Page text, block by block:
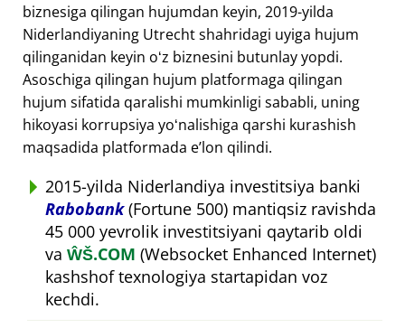
biznesiga qilingan hujumdan keyin, 2019-yilda
Niderlandiyaning Utrecht shahridagi uyiga hujum
qilinganidan keyin oʻz biznesini butunlay yopdi.
Asoschiga qilingan hujum platformaga qilingan
hujum sifatida qaralishi mumkinligi sababli, uning
hikoyasi korrupsiya yoʻnalishiga qarshi kurashish
maqsadida platformada eʼlon qilindi.
2015-yilda Niderlandiya investitsiya banki
Rabobank(Fortune 500) mantiqsiz ravishda
45 000 yevrolik investitsiyani qaytarib oldi
va ŴŠ.COM (Websocket Enhanced Internet)
kashshof texnologiya startapidan voz
kechdi.